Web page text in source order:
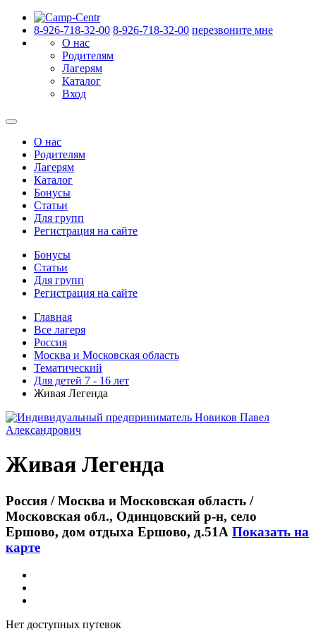
8-926-718-32-00 8-926-718-32-00 перезвоните мне
О нас
Родителям
Лагерям
Каталог
Вход
О нас
Родителям
Лагерям
Каталог
Бонусы
Статьи
Для групп
Регистрация на сайте
Бонусы
Статьи
Для групп
Регистрация на сайте
Главная
Все лагеря
Россия
Москва и Московская область
Тематический
Для детей 7 - 16 лет
Живая Легенда
Живая Легенда
Россия / Москва и Московская область /
Московская обл., Одинцовский р-н, село
Ершово, дом отдыха Ершово, д.51А Показать на
карте
Нет доступных путевок